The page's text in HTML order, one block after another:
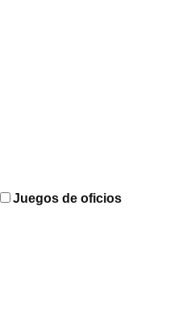
Juegos de oficios